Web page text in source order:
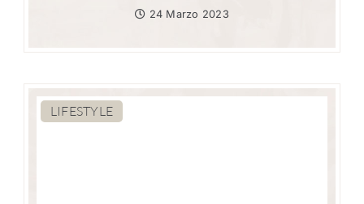
24 Marzo 2023
LIFESTYLE